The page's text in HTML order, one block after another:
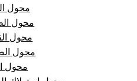
محول
محول
محول
محول
محول